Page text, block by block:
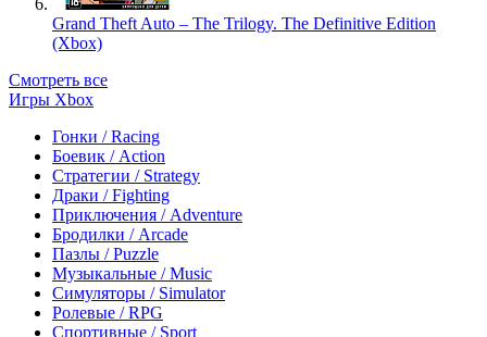
Grand Theft Auto – The Trilogy. The Definitive Edition
(Xbox)
Смотреть все
Игры Xbox
Гонки / Racing
Боевик / Action
Стратегии / Strategy
Драки / Fighting
Приключения / Adventure
Бродилки / Arcade
Пазлы / Puzzle
Музыкальные / Music
Симуляторы / Simulator
Ролевые / RPG
Спортивные / Sport